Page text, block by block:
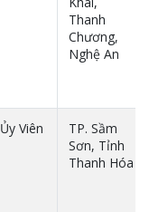
Thanh
Chương,
Nghệ An
Ủy Viên
TP. Sầm
Sơn, Tỉnh
Thanh Hóa